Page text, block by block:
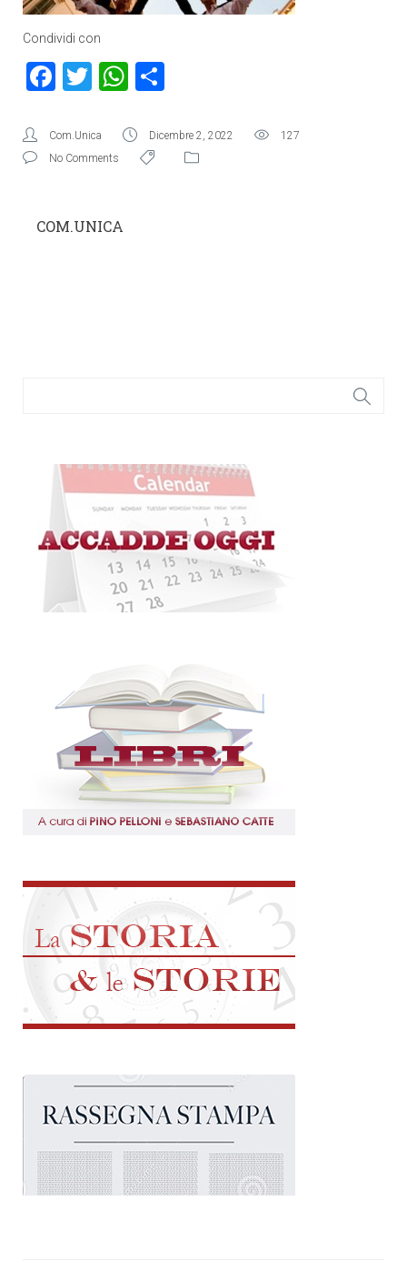
Condividi con
Facebook
TwitterWhatsApp
Com.Unica Dicembre 2, 2022
127
No Comments
COM.UNICA